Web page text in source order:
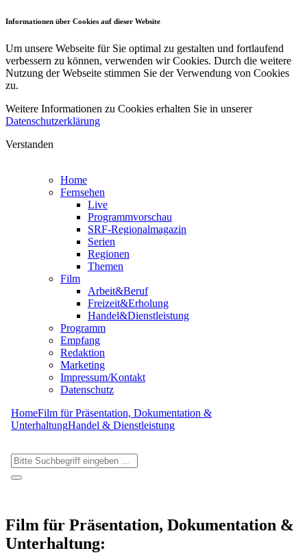
Informationen über Cookies auf dieser Website
Um unsere Webseite für Sie optimal zu gestalten und fortlaufend
verbessern zu können, verwenden wir Cookies. Durch die weitere
Nutzung der Webseite stimmen Sie der Verwendung von Cookies
zu.
Weitere Informationen zu Cookies erhalten Sie in unserer
Datenschutzerklärung
Verstanden
Home
Fernsehen
Live
Programmvorschau
SRF-Regionalmagazin
Serien
Regionen
Themen
Film
Arbeit&Beruf
Freizeit&Erholung
Handel&Dienstleistung
Programm
Empfang
Redaktion
Marketing
Impressum/Kontakt
Datenschutz
HomeFilm für Präsentation, Dokumentation &
UnterhaltungHandel & Dienstleistung
Film für Präsentation, Dokumentation &
Unterhaltung: